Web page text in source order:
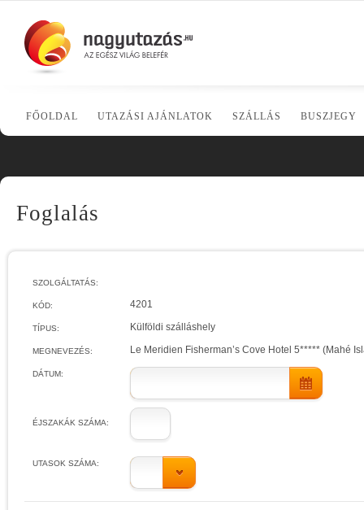
FŐOLDAL UTAZÁSI AJÁNLATOK SZÁLLÁS BUSZJEGY
Foglalás
SZOLGÁLTATÁS:
KÓD: 4201
TÍPUS: Külföldi szálláshely
MEGNEVEZÉS: Le Meridien Fisherman’s Cove Hotel 5***** (Mahé
DÁTUM:
ÉJSZAKÁK SZÁMA:
UTASOK SZÁMA: